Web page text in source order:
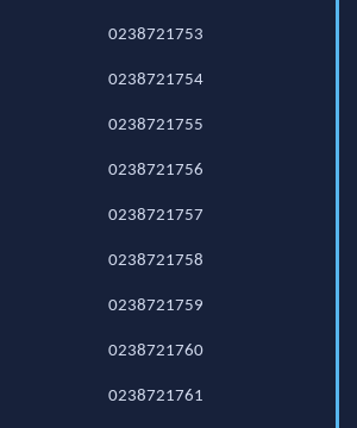
0238721753
0238721754
0238721755
0238721756
0238721757
0238721758
0238721759
0238721760
0238721761